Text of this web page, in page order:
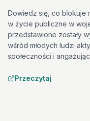
Dowiedz się, co blokuje
w życie publiczne w
przedstawione zostały
wśród młodych ludzi
społeczności i
Przeczytaj